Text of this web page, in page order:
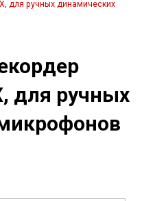
для ручных динамических
для ручных